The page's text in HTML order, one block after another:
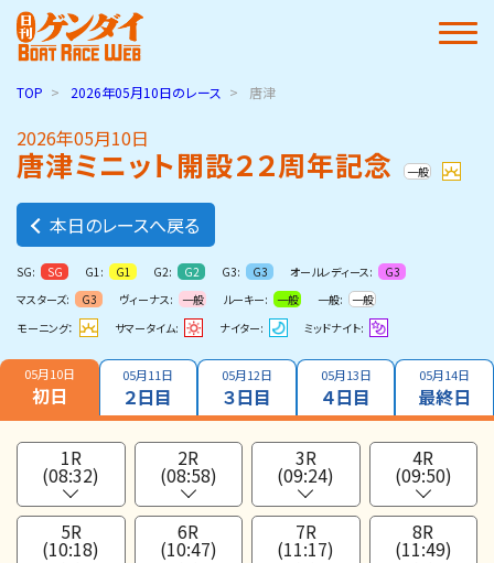
TOP 2026年05月10日のレース 唐津
2026年05月10日
唐津ミニット開設２２周年記念 一般
本日のレースへ戻る
SG: SG G1: G1 G2: G2 G3: G3 オールレディース:
G3
マスターズ:
G3 ヴィーナス: 一般 ルーキー: 一般 一般: 一般
モーニング：
サマータイム: ナイター: ミッドナイト:
05月10日
初日
05月11日
２日目
05月12日
３日目
05月13日
４日目
05月14日
最終日
1R
(08:32)
2R
(08:58)
3R
(09:24)
4R
(09:50)
5R
(10:18)
6R
(10:47)
7R
(11:17)
8R
(11:49)